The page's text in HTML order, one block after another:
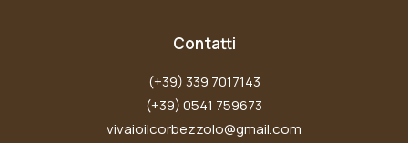
Contatti
(+39) 339 7017143
(+39) 0541 759673
vivaioilcorbezzolo@gmail.com